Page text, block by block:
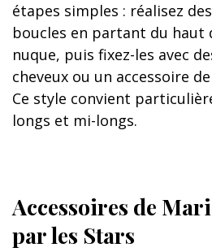
étapes simples : réalisez
boucles en partant du haut
nuque, puis fixez-les avec
cheveux ou un accessoire
Ce style convient
longs et mi-longs.
Accessoires de
par les Stars